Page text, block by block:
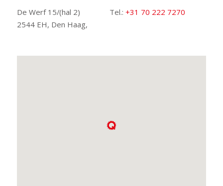
De Werf 15/(hal 2)
2544 EH, Den Haag,
Tel.:+31 70 222 7270